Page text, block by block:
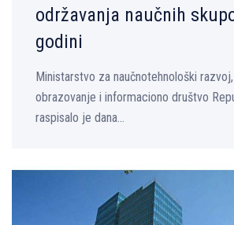
održavanja naučnih
godini
Ministarstvo za naučnotehnološki
obrazovanje i informaciono društvo
raspisalo je dana...